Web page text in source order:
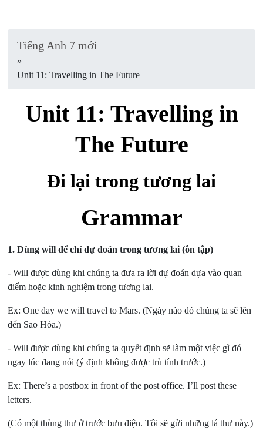
Tiếng Anh 7 mới
»
Unit 11: Travelling in The Future
Unit 11: Travelling in
The Future
Đi lại trong tương lai
Grammar
1.Dùng will để chỉ dự đoán trong tương lai (ôn tập)
- Will được dùng khi chúng ta đưa ra lời dự đoán dựa vào quan
điểm hoặc kinh nghiệm trong tương lai.
Ex: One day we will travel to Mars.(Ngày nào đó chúng ta sẽ lên
đến Sao Hỏa.)
- Will được dùng khi chúng ta quyết định sẽ làm một việc gì đó
ngay lúc đang nói (ý định không được trù tính trước.)
Ex: There’s a postbox in front of the post office. I’ll post these
letters.
(Có một thùng thư ở trước bưu điện. Tôi sẽ gửi những lá thư này.)